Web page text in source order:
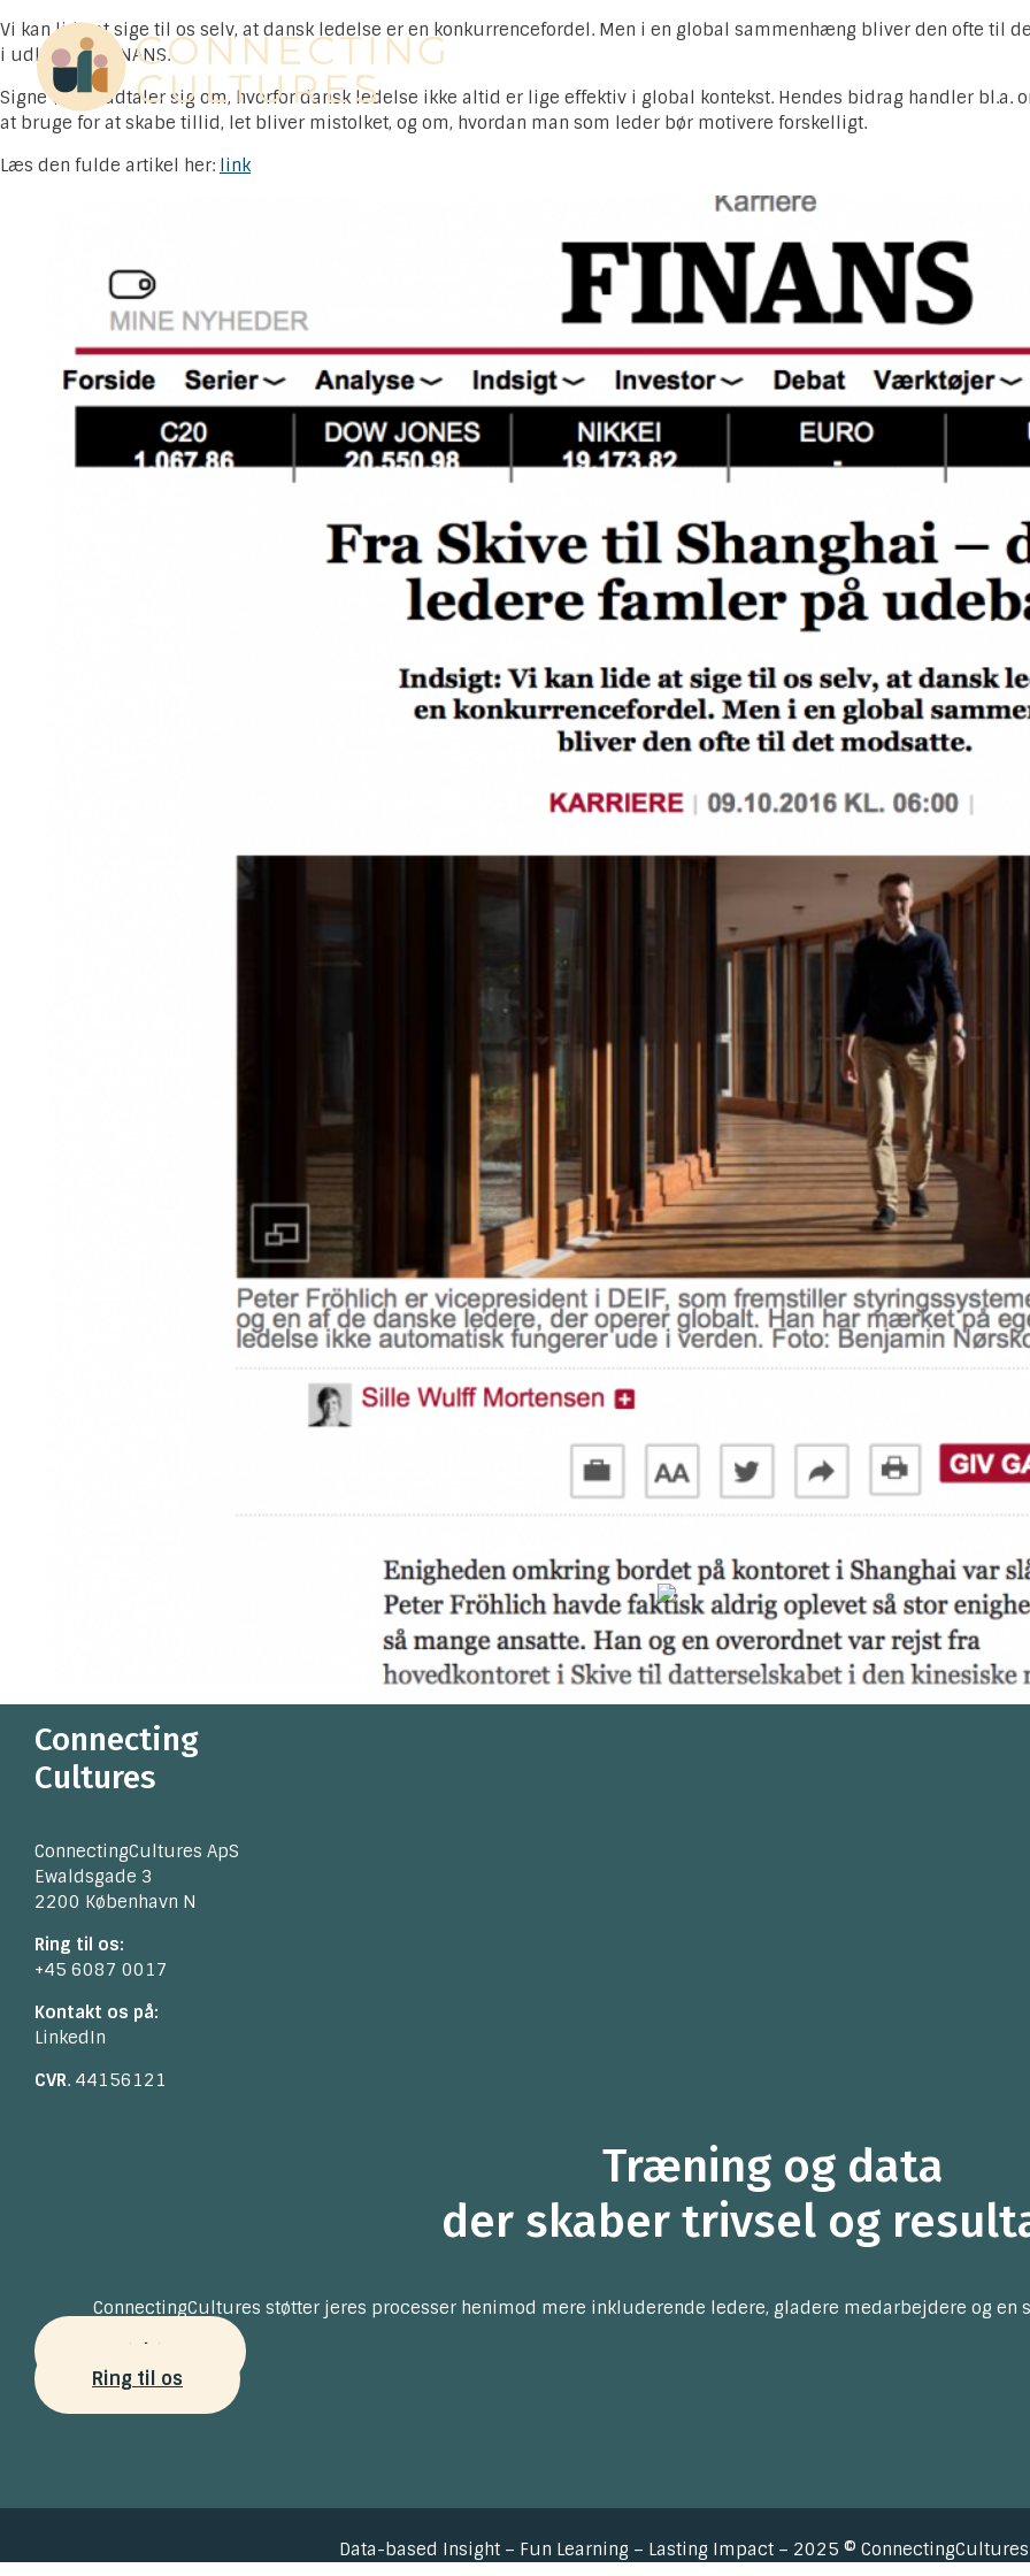
Vi kan lide at sige til os selv, at dansk ledelse er en konkurrencefordel. Men i en global sammenhæng bliver den ofte til
i udlandet i FINANS.
Signe Ørom udtaler sig om, hvorfor dansk ledelse ikke altid er lige effektiv i global kontekst. Hendes bidrag handler bl.a.
at bruge for at skabe tillid, let bliver mistolket, og om, hvordan man som leder bør motivere forskelligt.
Læs den fulde artikel her: link
Connecting
Cultures
ConnectingCultures ApS
Ewaldsgade 3
2200 København N
Ring til os:
+45 6087 0017
Kontakt os på:
LinkedIn
CVR. 44156121
Træning og data
der skaber trivsel og
ConnectingCultures støtter jeres processer henimod mere inkluderende ledere, gladere medarbejdere og
Kontakt os
Ring til os
Data-based Insight – Fun Learning – Lasting Impact – 2025 ©